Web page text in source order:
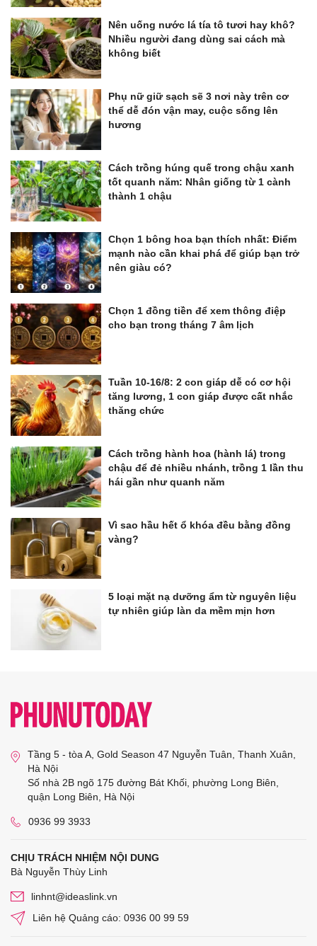
Nên uống nước lá tía tô tươi hay khô?
Nhiều người đang dùng sai cách mà
không biết
Phụ nữ giữ sạch sẽ 3 nơi này trên cơ
thể dễ đón vận may, cuộc sống lên
hương
Cách trồng húng quế trong chậu xanh
tốt quanh năm: Nhân giống từ 1 cành
thành 1 chậu
Chọn 1 bông hoa bạn thích nhất: Điểm
mạnh nào cần khai phá để giúp bạn trở
nên giàu có?
Chọn 1 đồng tiền để xem thông điệp
cho bạn trong tháng 7 âm lịch
Tuần 10-16/8: 2 con giáp dễ có cơ hội
tăng lương, 1 con giáp được cất nhắc
thăng chức
Cách trồng hành hoa (hành lá) trong
chậu để đẻ nhiều nhánh, trồng 1 lần thu
hái gần như quanh năm
Vì sao hầu hết ổ khóa đều bằng đồng
vàng?
5 loại mặt nạ dưỡng ẩm từ nguyên liệu
tự nhiên giúp làn da mềm mịn hơn
Tầng 5 - tòa A, Gold Season 47 Nguyễn Tuân, Thanh Xuân,
Hà Nội
Số nhà 2B ngõ 175 đường Bát Khối, phường Long Biên,
quận Long Biên, Hà Nội
0936 99 3933
CHỊU TRÁCH NHIỆM NỘI DUNG
Bà Nguyễn Thùy Linh
linhnt@ideaslink.vn
Liên hệ Quảng cáo: 0936 00 99 59